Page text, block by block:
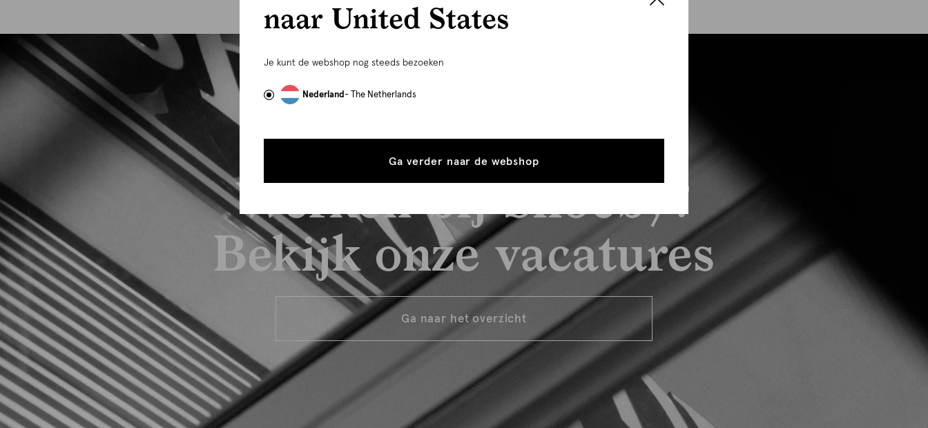
Werken bij Shoeby?
Bekijk onze vacatures
Ga naar het overzicht
naar United States
Je kunt de webshop nog steeds bezoeken
Nederland- The Netherlands
Ga verder naar de webshop